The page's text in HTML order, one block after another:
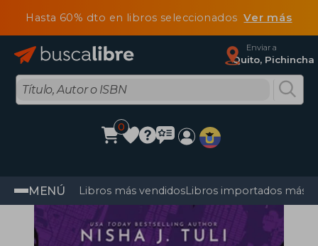
Hasta 60% dto en libros seleccionadosVer más
Enviar a
Quito, Pichincha
0
MENÚ Libros más vendidosLibros importados más